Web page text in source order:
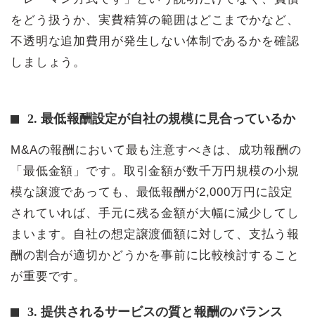
をどう扱うか、実費精算の範囲はどこまでかなど、
不透明な追加費用が発生しない体制であるかを確認
しましょう。
2. 最低報酬設定が自社の規模に見合っているか
M&Aの報酬において最も注意すべきは、成功報酬の
「最低金額」です。取引金額が数千万円規模の小規
模な譲渡であっても、最低報酬が2,000万円に設定
されていれば、手元に残る金額が大幅に減少してし
まいます。自社の想定譲渡価額に対して、支払う報
酬の割合が適切かどうかを事前に比較検討すること
が重要です。
3. 提供されるサービスの質と報酬のバランス